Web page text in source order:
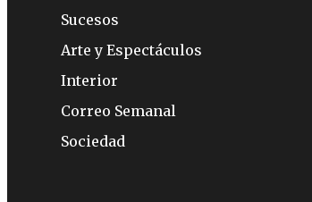
Sucesos
Arte y Espectáculos
Interior
Correo Semanal
Sociedad